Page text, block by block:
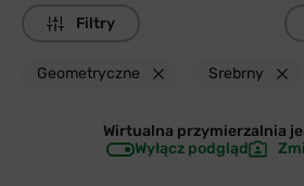
Filtry
Geometryczne Srebrny
Wirtualna przymierzalnia
Wyłącz podgląd